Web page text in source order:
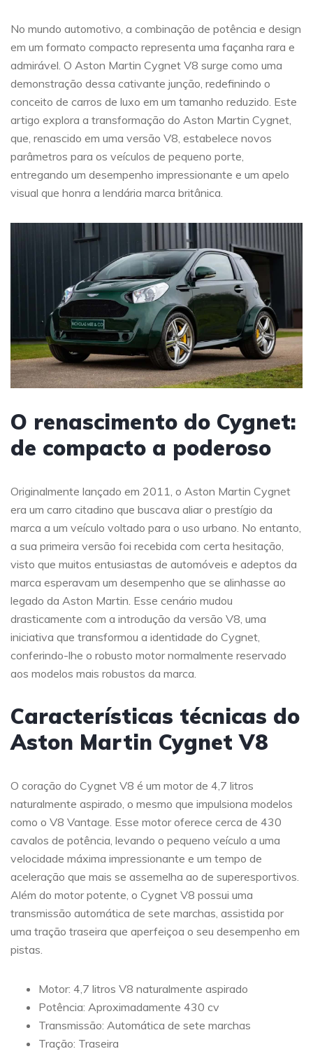
No mundo automotivo, a combinação de potência e design
em um formato compacto representa uma façanha rara e
admirável. O Aston Martin Cygnet V8 surge como uma
demonstração dessa cativante junção, redefinindo o
conceito de carros de luxo em um tamanho reduzido. Este
artigo explora a transformação do Aston Martin Cygnet,
que, renascido em uma versão V8, estabelece novos
parâmetros para os veículos de pequeno porte,
entregando um desempenho impressionante e um apelo
visual que honra a lendária marca britânica.
O renascimento do Cygnet:
de compacto a poderoso
Originalmente lançado em 2011, o Aston Martin Cygnet
era um carro citadino que buscava aliar o prestígio da
marca a um veículo voltado para o uso urbano. No entanto,
a sua primeira versão foi recebida com certa hesitação,
visto que muitos entusiastas de automóveis e adeptos da
marca esperavam um desempenho que se alinhasse ao
legado da Aston Martin. Esse cenário mudou
drasticamente com a introdução da versão V8, uma
iniciativa que transformou a identidade do Cygnet,
conferindo-lhe o robusto motor normalmente reservado
aos modelos mais robustos da marca.
Características técnicas do
Aston Martin Cygnet V8
O coração do Cygnet V8 é um motor de 4,7 litros
naturalmente aspirado, o mesmo que impulsiona modelos
como o V8 Vantage. Esse motor oferece cerca de 430
cavalos de potência, levando o pequeno veículo a uma
velocidade máxima impressionante e um tempo de
aceleração que mais se assemelha ao de superesportivos.
Além do motor potente, o Cygnet V8 possui uma
transmissão automática de sete marchas, assistida por
uma tração traseira que aperfeiçoa o seu desempenho em
pistas.
Motor: 4,7 litros V8 naturalmente aspirado
Potência: Aproximadamente 430 cv
Transmissão: Automática de sete marchas
Tração: Traseira